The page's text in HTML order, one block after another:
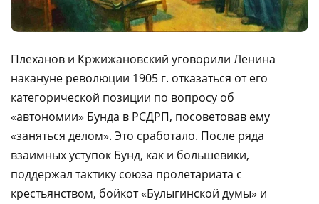
Плеханов и Кржижановский уговорили Ленина
накануне революции 1905 г. отказаться от его
категорической позиции по вопросу об
«автономии» Бунда в РСДРП, посоветовав ему
«заняться делом». Это сработало. После ряда
взаимных уступок Бунд, как и большевики,
поддержал тактику союза пролетариата с
крестьянством, бойкот «Булыгинской думы» и